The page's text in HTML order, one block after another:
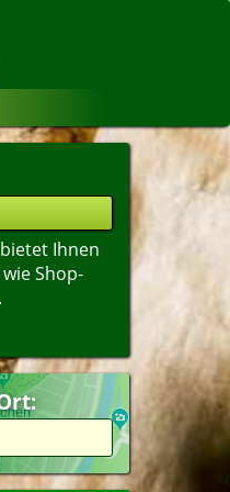
Ihnen
Shop-